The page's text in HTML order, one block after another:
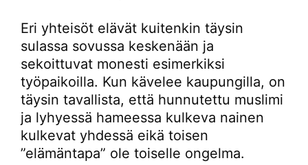
Eri yhteisöt elävät kuitenkin täysin
sulassa sovussa keskenään ja
sekoittuvat monesti esimerkiksi
työpaikoilla. Kun kävelee kaupungilla, on
täysin tavallista, että hunnutettu muslimi
ja lyhyessä hameessa kulkeva nainen
kulkevat yhdessä eikä toisen
”elämäntapa” ole toiselle ongelma.